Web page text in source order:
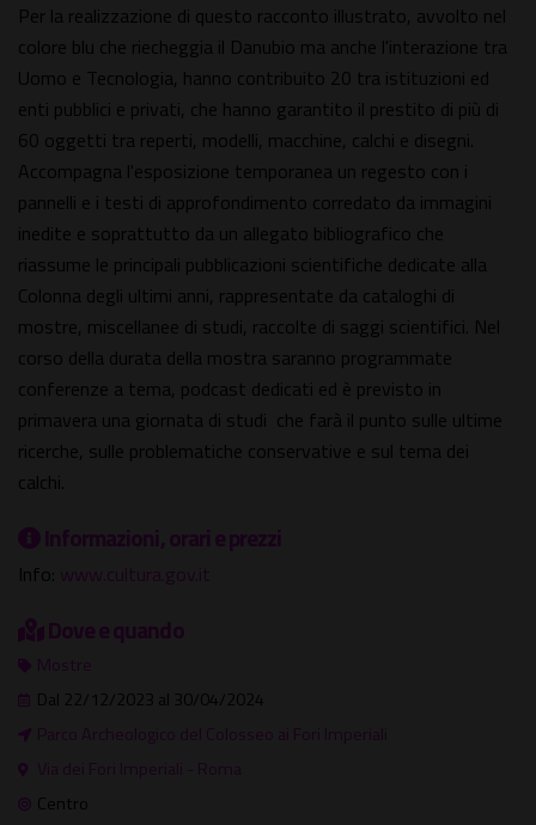
Per la realizzazione di questo racconto illustrato, avvolto nel
colore blu che riecheggia il Danubio ma anche l'interazione tra
Uomo e Tecnologia, hanno contribuito 20 tra istituzioni ed
enti pubblici e privati, che hanno garantito il prestito di più di
60 oggetti tra reperti, modelli, macchine, calchi e disegni.
Accompagna l'esposizione temporanea un regesto con i
pannelli e i testi di approfondimento corredato da immagini
inedite e soprattutto da un allegato bibliografico che
riassume le principali pubblicazioni scientifiche dedicate alla
Colonna degli ultimi anni, rappresentate da cataloghi di
mostre, miscellanee di studi, raccolte di saggi scientifici. Nel
corso della durata della mostra saranno programmate
conferenze a tema, podcast dedicati ed è previsto in
primavera una giornata di studi che farà il punto sulle ultime
ricerche, sulle problematiche conservative e sul tema dei
calchi.
Informazioni, orari e prezzi
Info: www.cultura.gov.it
Dove e quando
Mostre
Dal 22/12/2023 al 30/04/2024
Parco Archeologico del Colosseo ai Fori Imperiali
Via dei Fori Imperiali - Roma
Centro